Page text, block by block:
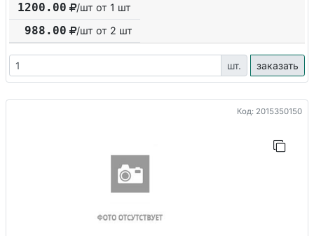
1200.00 /шт от 1 шт
988.00 /шт от 2 шт
шт. заказать
Код: 2015350150